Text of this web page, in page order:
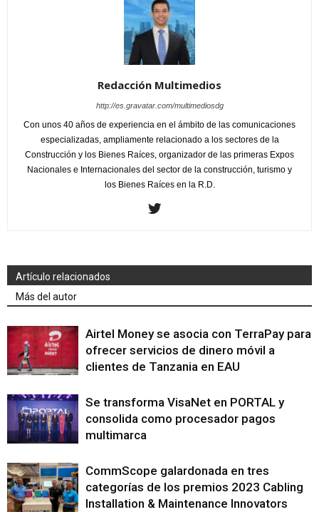
Redacción Multimedios
http://es.gravatar.com/multimediosdg
Con unos 40 años de experiencia en el ámbito de las comunicaciones
especializadas, ampliamente relacionado a los sectores de la
Construcción y los Bienes Raíces, organizador de las primeras Expos
Nacionales e Internacionales del sector de la construcción, turismo y
los Bienes Raíces en la R.D.
Artículo relacionados
Más del autor
Airtel Money se asocia con TerraPay para
ofrecer servicios de dinero móvil a
clientes de Tanzania en EAU
Se transforma VisaNet en PORTAL y
consolida como procesador pagos
multimarca
CommScope galardonada en tres
categorías de los premios 2023 Cabling
Installation & Maintenance Innovators